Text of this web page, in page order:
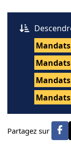
Mandats
Partagez sur